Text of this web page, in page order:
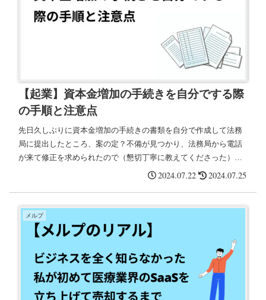
【起業】資本金増加の手続きを自分でする際
の手順と注意点
先日久しぶりに資本金増加の手続きの書類を自分で作成して法務
局に提出したところ、案の定？不備が見つかり、法務局から電話
が来て修正を求められたので（懇切丁寧に教えてくださった）、
備忘録として記載。書類作成は、そんなに難しいものではなく、
担当者の指示通りにやればOK。
2024.07.22 2024.07.25
メルプ